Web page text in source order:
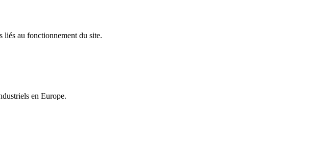
liés au fonctionnement du site.
en Europe.